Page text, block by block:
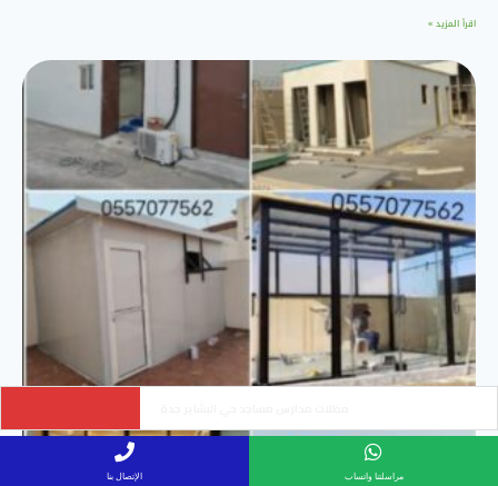
اقرأ المزيد »
مراسلتنا واتساب الإتصال بنا